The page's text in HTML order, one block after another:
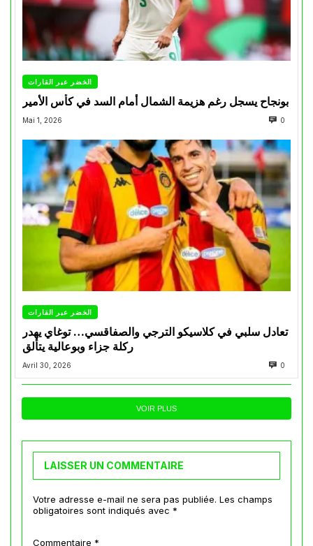
الخضر عبر القارات
بونجاح يسجل رغم هزيمة الشمال أمام السد في كأس الأمير
Mai 1, 2026 0
الخضر عبر القارات
تعادل سلبي في كلاسيكو الترجي والصفاقسي… توغاي يهدر
ركلة جزاء وبوعالية يتألق
Avril 30, 2026 0
VOIR PLUS
LAISSER UN COMMENTAIRE
Votre adresse e-mail ne sera pas publiée. Les champs
obligatoires sont indiqués avec *
Commentaire *